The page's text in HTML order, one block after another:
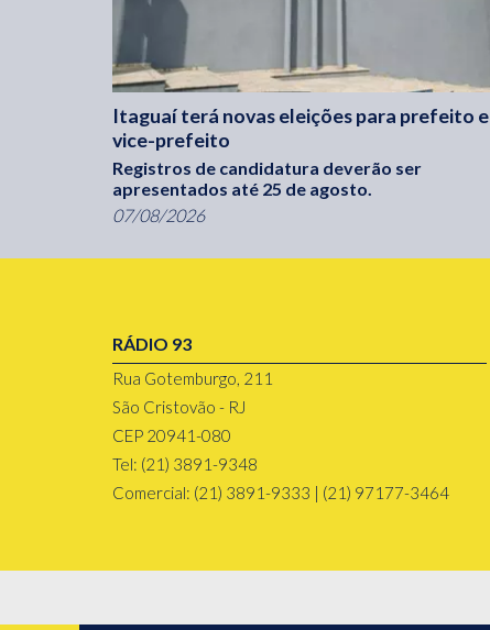
Itaguaí terá novas eleições para prefeito e
vice-prefeito
Registros de candidatura deverão ser
apresentados até 25 de agosto.
07/08/2026
RÁDIO 93
Rua Gotemburgo, 211
São Cristovão - RJ
CEP 20941-080
Tel: (21) 3891-9348
Comercial: (21) 3891-9333 | (21) 97177-3464